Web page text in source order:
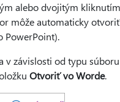
alebo dvojitým
môže automaticky
PowerPoint).
v závislosti od typu
Otvoriť vo Worde.